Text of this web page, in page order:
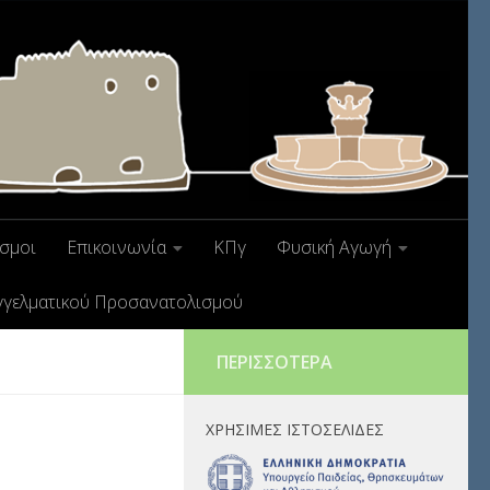
Επικοινωνία ΚΠγ Φυσική Αγωγή
Προσανατολισμού
ΠΕΡΙΣΣΌΤΕΡΑ
ΧΡΉΣΙΜΕΣ ΙΣΤΟΣΕΛΊΔΕΣ